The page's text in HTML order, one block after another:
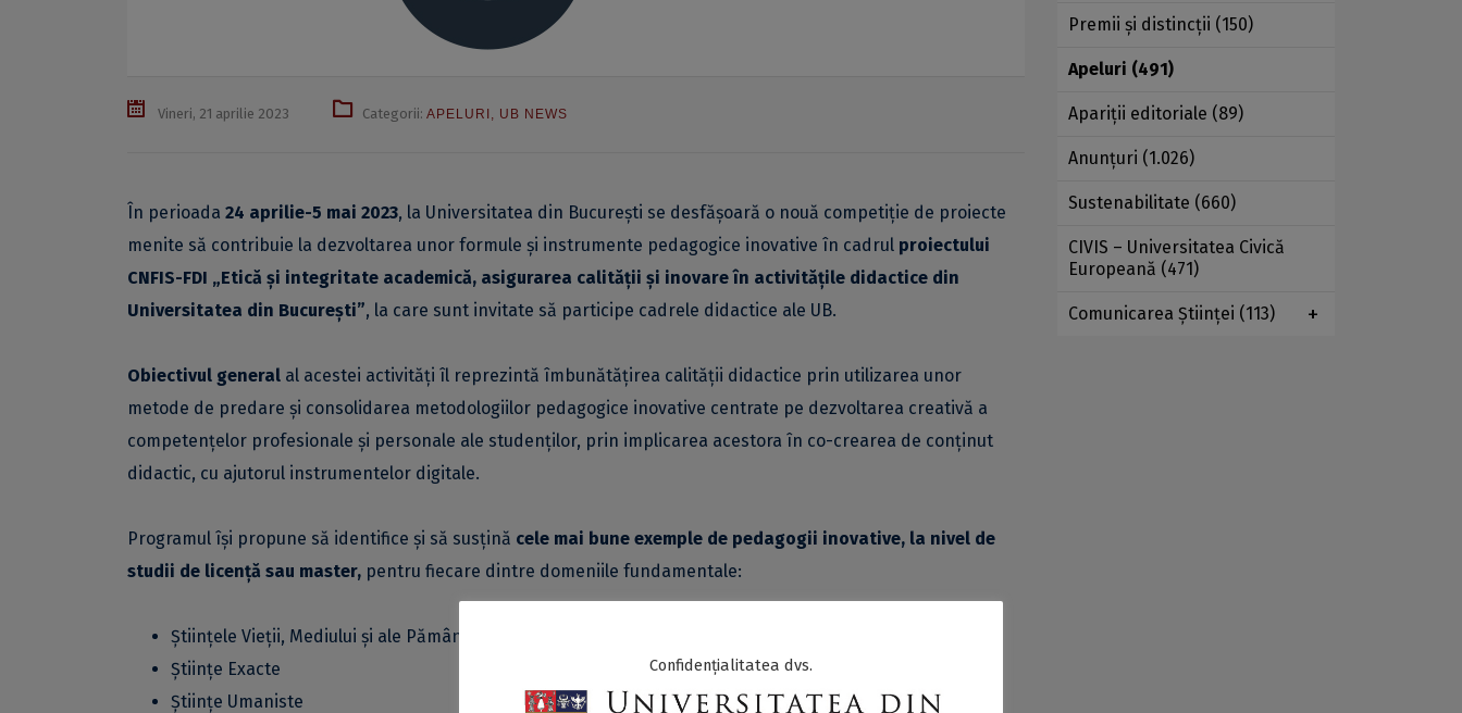
Vineri, 21 aprilie 2023 Categorii: APELURI , UB NEWS
În perioada 24 aprilie-5 mai 2023, la Universitatea din București se desfășoară o nouă competiție de proiecte
menite să contribuie la dezvoltarea unor formule și instrumente pedagogice inovative în cadrul proiectului
CNFIS-FDI „Etică și integritate academică, asigurarea calității și inovare în activitățile didactice din
Universitatea din București”, la care sunt invitate să participe cadrele didactice ale UB.
Obiectivul general al acestei activități îl reprezintă îmbunătățirea calității didactice prin utilizarea unor
metode de predare și consolidarea metodologiilor pedagogice inovative centrate pe dezvoltarea creativă a
competențelor profesionale și personale ale studenților, prin implicarea acestora în co-crearea de conținut
didactic, cu ajutorul instrumentelor digitale.
Programul își propune să identifice și să susțină cele mai bune exemple de pedagogii inovative, la nivel de
studii de licență sau master, pentru fiecare dintre domeniile fundamentale:
Științele Vieții, Mediului și ale Pământului
Științe Exacte
Științe Umaniste
Premii şi distincţii (150)
Apeluri (491)
Apariţii editoriale (89)
Anunţuri (1.026)
Sustenabilitate (660)
CIVIS – Universitatea Civică
Europeană (471)
Comunicarea Ştiinţei (113)
Confidențialitatea dvs.